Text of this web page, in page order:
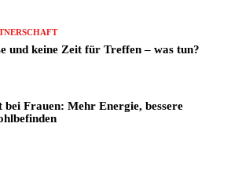
und keine Zeit für Treffen – was tun?
bei Frauen: Mehr Energie, bessere